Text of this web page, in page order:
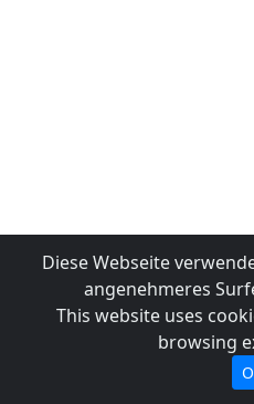
Diese Webseite
angenehmeres
This website uses
browsing